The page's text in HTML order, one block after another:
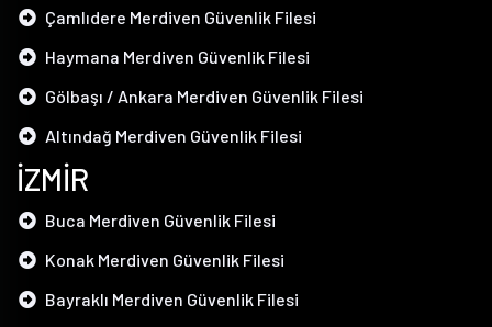
Çamlıdere Merdiven Güvenlik Filesi
Haymana Merdiven Güvenlik Filesi
Gölbaşı / Ankara Merdiven Güvenlik Filesi
Altındağ Merdiven Güvenlik Filesi
İZMİR
Buca Merdiven Güvenlik Filesi
Konak Merdiven Güvenlik Filesi
Bayraklı Merdiven Güvenlik Filesi